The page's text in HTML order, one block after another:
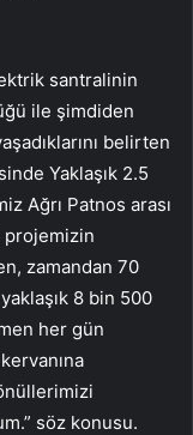
santralinin
ile şimdiden
belirten
Yaklaşık 2.5
Ağrı Patnos arası
projemizin
zamandan 70
8 bin 500
her gün
söz konusu.